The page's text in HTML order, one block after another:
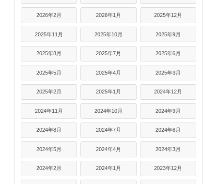
2026年2月 2026年1月 2025年12月
2025年11月 2025年10月 2025年9月
2025年8月 2025年7月 2025年6月
2025年5月 2025年4月 2025年3月
2025年2月 2025年1月 2024年12月
2024年11月 2024年10月 2024年9月
2024年8月 2024年7月 2024年6月
2024年5月 2024年4月 2024年3月
2024年2月 2024年1月 2023年12月